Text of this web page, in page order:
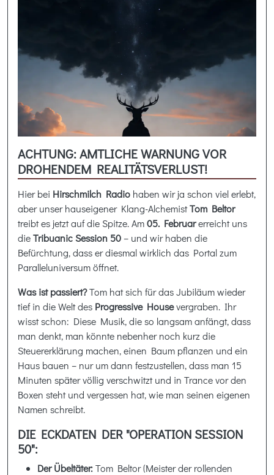
ACHTUNG: AMTLICHE WARNUNG VOR
DROHENDEM REALITÄTSVERLUST!
Hier bei Hirschmilch Radio haben wir ja schon viel erlebt,
aber unser hauseigener Klang-AlchemistTom Beltor
treibt es jetzt auf die Spitze. Am05. Februarerreicht uns
dieTribuanic Session 50 – und wir haben die
Befürchtung, dass er diesmal wirklich das Portal zum
Paralleluniversum öffnet.
Was ist passiert?Tom hat sich für das Jubiläum wieder
tief in die Welt des Progressive Housevergraben. Ihr
wisst schon: Diese Musik, die so langsam anfängt, dass
man denkt, man könnte nebenher noch kurz die
Steuererklärung machen, einen Baum pflanzen und ein
Haus bauen – nur um dann festzustellen, dass man 15
Minuten später völlig verschwitzt und in Trance vor den
Boxen steht und vergessen hat, wie man seinen eigenen
Namen schreibt.
DIE ECKDATEN DER "OPERATION SESSION
50":
Der Übeltäter:Tom Beltor (Meister der rollenden